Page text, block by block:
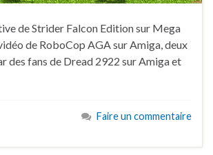
de Strider Falcon Edition sur Mega
de RoboCop AGA sur Amiga, deux
des fans de Dread 2922 sur Amiga et
Faire un commentaire